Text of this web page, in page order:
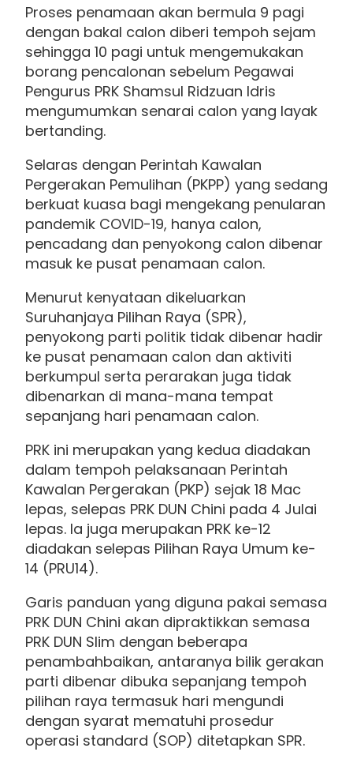
Proses penamaan akan bermula 9 pagi
dengan bakal calon diberi tempoh sejam
sehingga 10 pagi untuk mengemukakan
borang pencalonan sebelum Pegawai
Pengurus PRK Shamsul Ridzuan Idris
mengumumkan senarai calon yang layak
bertanding.
Selaras dengan Perintah Kawalan
Pergerakan Pemulihan (PKPP) yang sedang
berkuat kuasa bagi mengekang penularan
pandemik COVID-19, hanya calon,
pencadang dan penyokong calon dibenar
masuk ke pusat penamaan calon.
Menurut kenyataan dikeluarkan
Suruhanjaya Pilihan Raya (SPR),
penyokong parti politik tidak dibenar hadir
ke pusat penamaan calon dan aktiviti
berkumpul serta perarakan juga tidak
dibenarkan di mana-mana tempat
sepanjang hari penamaan calon.
PRK ini merupakan yang kedua diadakan
dalam tempoh pelaksanaan Perintah
Kawalan Pergerakan (PKP) sejak 18 Mac
lepas, selepas PRK DUN Chini pada 4 Julai
lepas. Ia juga merupakan PRK ke-12
diadakan selepas Pilihan Raya Umum ke-
14 (PRU14).
Garis panduan yang diguna pakai semasa
PRK DUN Chini akan dipraktikkan semasa
PRK DUN Slim dengan beberapa
penambahbaikan, antaranya bilik gerakan
parti dibenar dibuka sepanjang tempoh
pilihan raya termasuk hari mengundi
dengan syarat mematuhi prosedur
operasi standard (SOP) ditetapkan SPR.